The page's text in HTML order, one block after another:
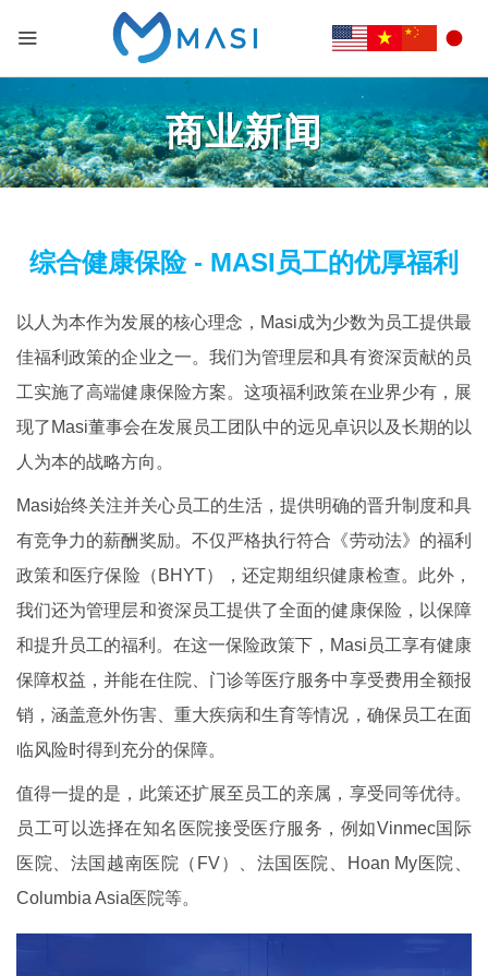
商业新闻
综合健康保险 - MASI员工的优厚福利
以人为本作为发展的核心理念，Masi成为少数为员工提供最
佳福利政策的企业之一。我们为管理层和具有资深贡献的员
工实施了高端健康保险方案。这项福利政策在业界少有，展
现了Masi董事会在发展员工团队中的远见卓识以及长期的以
人为本的战略方向。
Masi始终关注并关心员工的生活，提供明确的晋升制度和具
有竞争力的薪酬奖励。不仅严格执行符合《劳动法》的福利
政策和医疗保险（BHYT），还定期组织健康检查。此外，
我们还为管理层和资深员工提供了全面的健康保险，以保障
和提升员工的福利。在这一保险政策下，Masi员工享有健康
保障权益，并能在住院、门诊等医疗服务中享受费用全额报
销，涵盖意外伤害、重大疾病和生育等情况，确保员工在面
临风险时得到充分的保障。
值得一提的是，此策还扩展至员工的亲属，享受同等优待。
员工可以选择在知名医院接受医疗服务，例如Vinmec国际
医院、法国越南医院（FV）、法国医院、Hoan My医院、
Columbia Asia医院等。